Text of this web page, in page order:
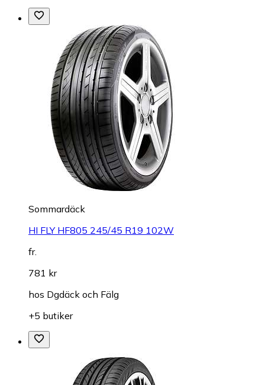
Sommardäck
HI FLY HF805 245/45 R19 102W
fr.
781 kr
hos Dgdäck och Fälg
+5 butiker